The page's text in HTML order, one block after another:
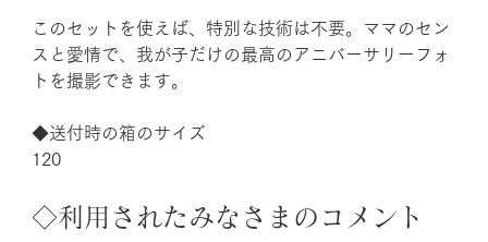
このセットを使えば、特別な技術は不要。ママのセン
スと愛情で、我が子だけの最高のアニバーサリーフォ
トを撮影できます。
◆送付時の箱のサイズ
120
◇利用されたみなさまのコメント